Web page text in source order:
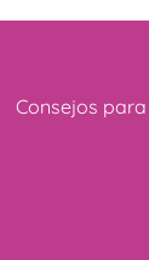
Consejos